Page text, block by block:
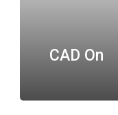
CAD On